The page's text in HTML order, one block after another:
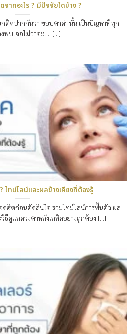
จากอะไร ? มีปัจจัยใดบ้าง ?
กติดปากกันว่า ขอบตาดำ นั้น เป็นปัญหาที่ทุก
พบเจอไม่ว่าจะเ… [...]
ไทม์ไลน์และผลข้างเคียงที่ต้องรู้
ดฮิตก่อนตัดสินใจ รวมไทม์ไลน์การฟื้นตัว ผล
ธีดูแลดวงตาหลังเลสิคอย่างถูกต้อง [...]